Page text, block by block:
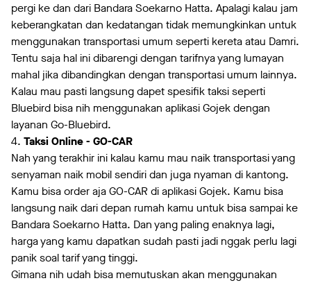
pergi ke dan dari Bandara Soekarno Hatta. Apalagi kalau jam
keberangkatan dan kedatangan tidak memungkinkan untuk
menggunakan transportasi umum seperti kereta atau Damri.
Tentu saja hal ini dibarengi dengan tarifnya yang lumayan
mahal jika dibandingkan dengan transportasi umum lainnya.
Kalau mau pasti langsung dapet spesifik taksi seperti
Bluebird bisa nih menggunakan aplikasi Gojek dengan
layanan Go-Bluebird.
4. Taksi Online - GO-CAR
Nah yang terakhir ini kalau kamu mau naik transportasi yang
senyaman naik mobil sendiri dan juga nyaman di kantong.
Kamu bisa order aja GO-CAR di aplikasi Gojek. Kamu bisa
langsung naik dari depan rumah kamu untuk bisa sampai ke
Bandara Soekarno Hatta. Dan yang paling enaknya lagi,
harga yang kamu dapatkan sudah pasti jadi nggak perlu lagi
panik soal tarif yang tinggi.
Gimana nih udah bisa memutuskan akan menggunakan